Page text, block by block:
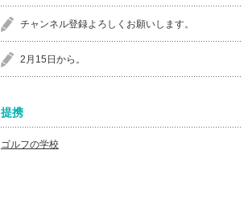
チャンネル登録よろしくお願いします。
2月15日から。
提携
ゴルフの学校